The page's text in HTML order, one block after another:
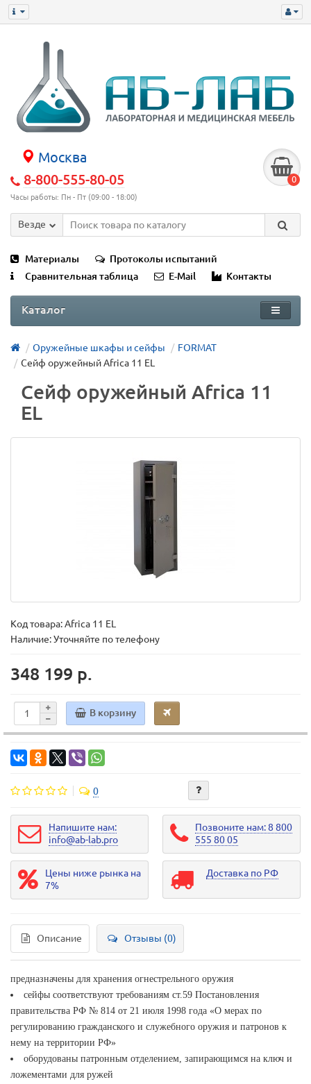
Москва
8-800-555-80-05
Часы работы: Пн - Пт (09:00 - 18:00)
0
Везде
Материалы
Протоколы испытаний
Сравнительная таблица
E-Mail Контакты
Каталог
Оружейные шкафы и сейфы
FORMAT
Сейф оружейный Africa 11 EL
Сейф оружейный Africa 11
EL
Код товара:Africa 11 EL
Наличие: Уточняйте по телефону
348 199 р.
В корзину
0
Напишите нам:
info@ab-lab.pro
Позвоните нам: 8 800
555 80 05
Цены ниже рынка на
7%
Доставка по РФ
Описание Отзывы (0)
предназначены для хранения огнестрельного оружия
сейфы соответствуют требованиям ст.59 Постановления
правительства РФ № 814 от 21 июля 1998 года «О мерах по
регулированию гражданского и служебного оружия и патронов к
нему на территории РФ»
оборудованы патронным отделением, запирающимся на ключ и
ложементами для ружей